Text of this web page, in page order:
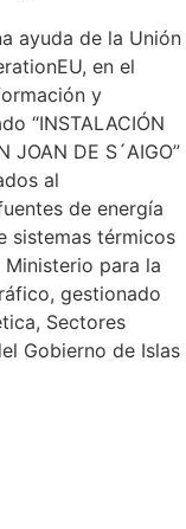
ayuda de la Unión
en el
y
“INSTALACIÓN
JOAN DE S´AIGO”
al
de energía
sistemas térmicos
para la
gestionado
Sectores
Gobierno de Islas